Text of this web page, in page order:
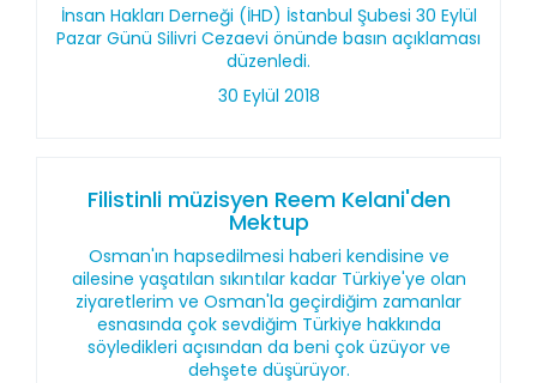
İnsan Hakları Derneği (İHD) İstanbul Şubesi 30 Eylül
Pazar Günü Silivri Cezaevi önünde basın açıklaması
düzenledi.
30 Eylül 2018
Filistinli müzisyen Reem Kelani'den
Mektup
Osman'ın hapsedilmesi haberi kendisine ve
ailesine yaşatılan sıkıntılar kadar Türkiye'ye olan
ziyaretlerim ve Osman'la geçirdiğim zamanlar
esnasında çok sevdiğim Türkiye hakkında
söyledikleri açısından da beni çok üzüyor ve
dehşete düşürüyor.